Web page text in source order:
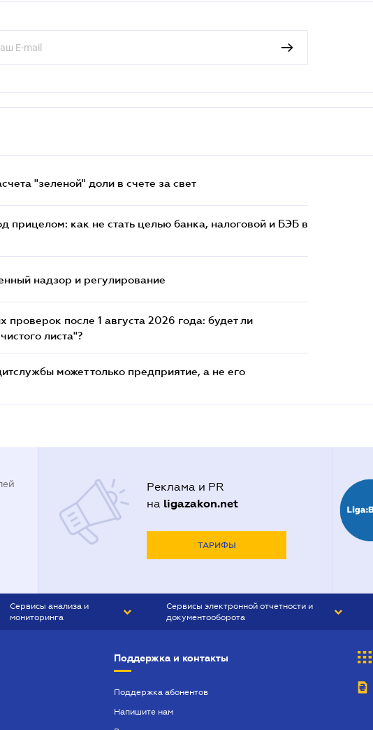
"зеленой" доли в счете за свет
прицелом: как не стать целью банка, налоговой и БЭБ в
надзор и регулирование
проверок после 1 августа 2026 года: будет ли
листа"?
может только предприятие, а не его
Реклама и PR
на ligazakon.net
ТАРИФЫ
Сервисы анализа и
мониторинга
Сервисы электронной отчетности и
документооборота
Поддержка и контакты
Поддержка абонентов
Напишите нам